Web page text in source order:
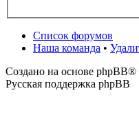
Список форумов
Наша команда •
Создано на основе
Русская поддержка phpBB